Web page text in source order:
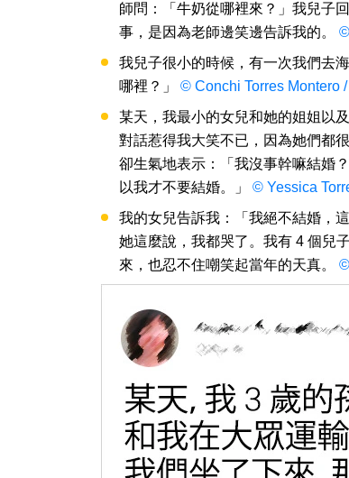
師問：「牛奶從哪裡來？」我兒子
事，是因為老師邊笑邊告訴我的。
我兒子很小的時候，有一次我們去
哪裡？」
© Conchi Torres Montero
某天，我最小的女兒和她的姐姐以
對話惹得我大笑不已，因為她們都
卻生氣地表示：「我沒事幹嘛結婚
以我才不要結婚。」 © Yessica
我的女兒告訴我：「我絕不結婚，
她這麼說，我都哭了。我有 4 個兒
來，也忍不住嘲笑起當年的天真。